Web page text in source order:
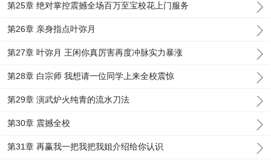
第25章 绝对掌控震撼全场百万至宝校花上门服务
第26章 亲身指点叶弥月
第27章 叶弥月 王闲你真厉害再度冲脉实力暴涨
第28章 白宗师 我想请一位同学上来全校震惊
第29章 演武炉火纯青的流水刀法
第30章 震撼全校
第31章 再赢我一把我把我姐介绍给你认识